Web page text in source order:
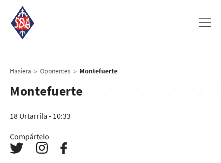
Hasiera > Oponentes > Montefuerte
Montefuerte
18 Urtarrila - 10:33
Compártelo